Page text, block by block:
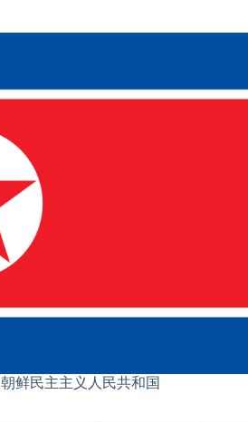
朝鲜民主主义人民共和国